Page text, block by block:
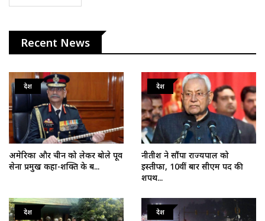
Recent News
देश
अमेरिका और चीन को लेकर बोले पूर्व
सेना प्रमुख कहा-शक्ति के ब...
देश
नीतीश ने सौंपा राज्यपाल को
इस्तीफा, 10वीं बार सीएम पद की
शपथ...
देश देश